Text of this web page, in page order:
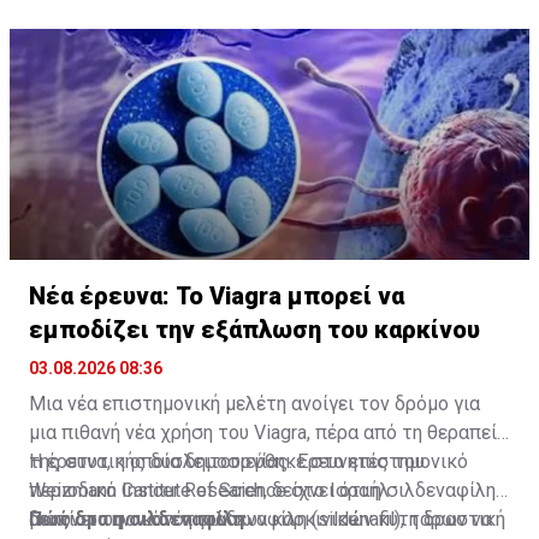
Νέα έρευνα: Το Viagra μπορεί να
εμποδίζει την εξάπλωση του καρκίνου
03.08.2026 08:36
Μια νέα επιστημονική μελέτη ανοίγει τον δρόμο για
μια πιθανή νέα χρήση του Viagra, πέρα από τη θεραπεία
της στυτικής δυσλειτουργίας. Ερευνητές του
Weizmann Institute of Science στο Ισραήλ
διαπίστωσαν ότι η σιλδεναφίλη (sildenafil), η δραστική
Η έρευνα, η οποία δημοσιεύθηκε στοεπιστημονικό
περιοδικό Cancer Research, δείχνει ότι η σιλδεναφίλη
μειώνει την ικανότητα των καρκινικών κυττάρων να
Πώς δρα η σιλδεναφίλη